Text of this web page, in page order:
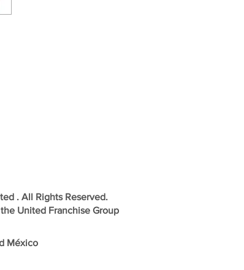
. All Rights Reserved.
United Franchise Group
México